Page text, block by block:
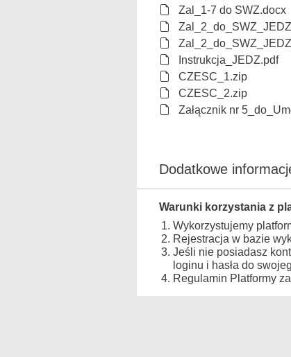
Zal_1-7 do SWZ.docx
Instrukcja_JEDZ.pdf
CZESC_1.zip
CZESC_2.zip
Załącznik nr
Dodatkowe
Warunki korzystania z
Wykorzystujemy
Rejestracja w bazie
Jeśli nie posiadasz
loginu i hasła do
Regulamin Platformy